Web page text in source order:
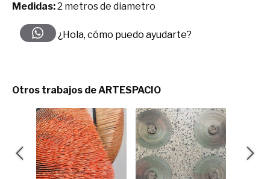
Medidas:2 metros de diametro
¿Hola, cómo puedo ayudarte?
Otros trabajos de ARTESPACIO